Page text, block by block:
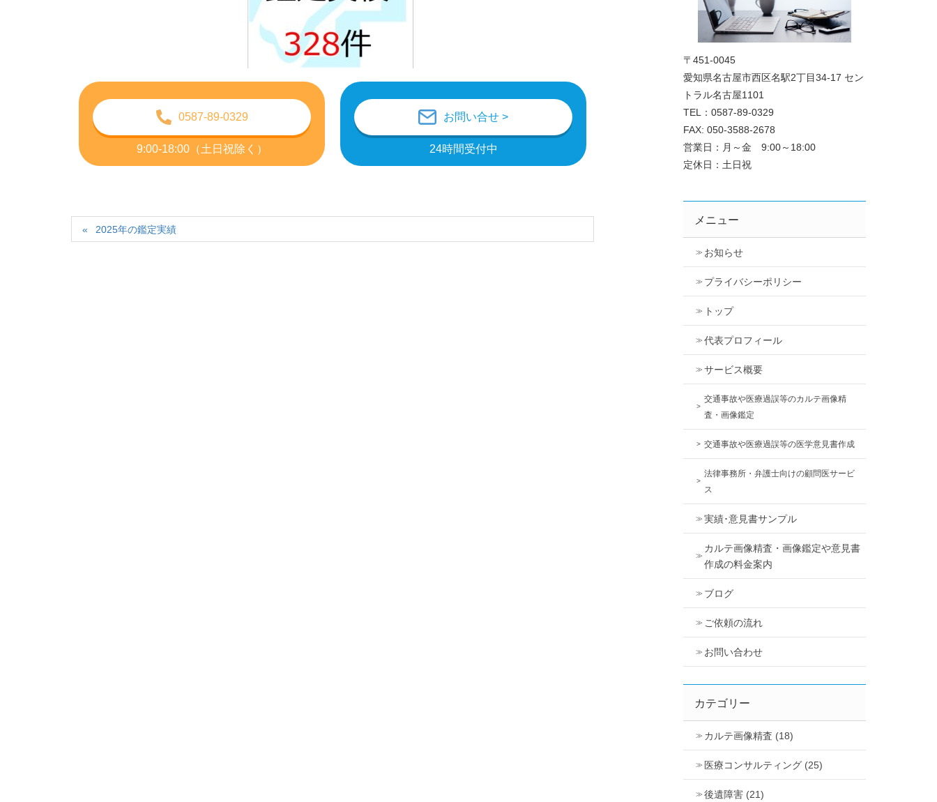
0587-89-0329
9:00-18:00（土日祝除く）
お問い合せ >
24時間受付中
2025年の鑑定実績
〒451-0045
愛知県名古屋市西区名駅2丁目34-17 セン
トラル名古屋1101
TEL：0587-89-0329
FAX: 050-3588-2678
営業日：月～金 9:00～18:00
定休日：土日祝
メニュー
お知らせ
プライバシーポリシー
トップ
代表プロフィール
サービス概要
交通事故や医療過誤等のカルテ画像精
査・画像鑑定
交通事故や医療過誤等の医学意見書作成
法律事務所・弁護士向けの顧問医サービ
ス
実績･意見書サンプル
カルテ画像精査・画像鑑定や意見書
作成の料金案内
ブログ
ご依頼の流れ
お問い合わせ
カテゴリー
カルテ画像精査 (18)
医療コンサルティング (25)
後遺障害 (21)